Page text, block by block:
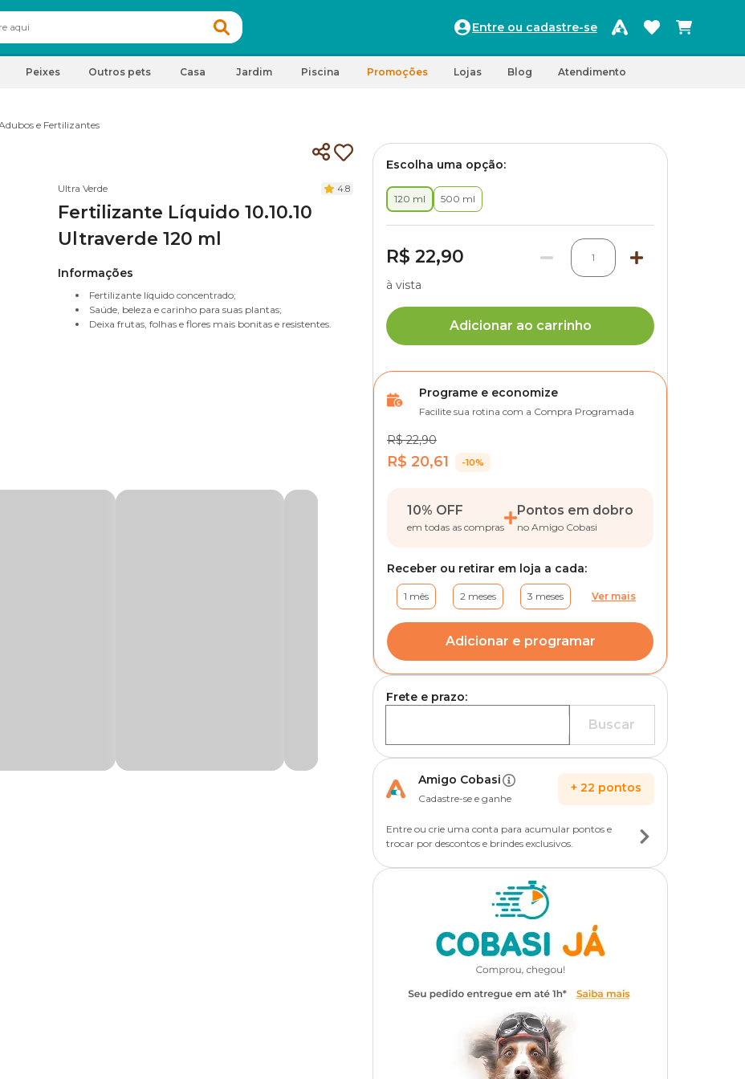
Entre ou cadastre-se
Peixes Outros pets Casa Jardim Piscina Promoções Lojas Blog Atendimento
e Fertilizantes
Ultra Verde 4.8
Fertilizante Líquido 10.10.10
Ultraverde 120 ml
Informações
Fertilizante líquido concentrado;
Saúde, beleza e carinho para suas plantas;
Deixa frutas, folhas e flores mais bonitas e resistentes.
Escolha uma opção:
120 ml 500 ml
R$ 22,90 1
à vista
Adicionar ao carrinho
Programe e economize
Facilite sua rotina com a Compra Programada
R$ 22,90
R$ 20,61 -10%
10% OFF
em todas as compras
Pontos em dobro
no Amigo Cobasi
Receber ou retirar em loja a cada:
1 mês 2 meses 3 meses Ver mais
Adicionar e programar
Frete e prazo:
Buscar
Amigo Cobasi
Cadastre-se e ganhe
+ 22 pontos
Entre ou crie uma conta para acumular pontos e
trocar por descontos e brindes exclusivos.